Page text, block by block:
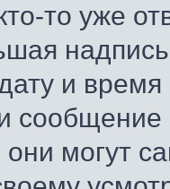
то уже
и
они могут